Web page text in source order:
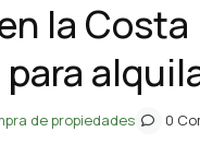
la Costa
para
de propiedades 0